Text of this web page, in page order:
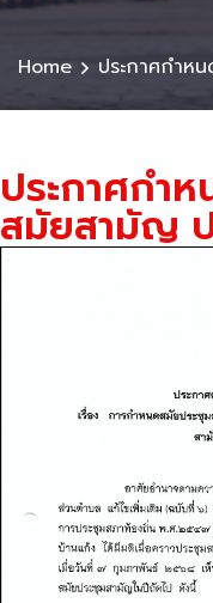
Home ประกาศกำห
ประกาศกำ
สมัยสามัญ